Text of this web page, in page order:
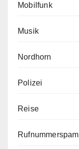
Mobilfunk
Musik
Nordhorn
Polizei
Reise
Rufnummerspam